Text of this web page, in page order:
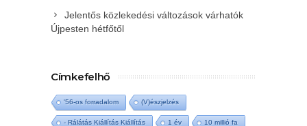
Jelentős közlekedési változások várhatók
Újpesten hétfőtől
Címkefelhő
'56-os forradalom (V)észjelzés
- Rálátás Kiállítás Kiállítás 1 év 10 millió fa